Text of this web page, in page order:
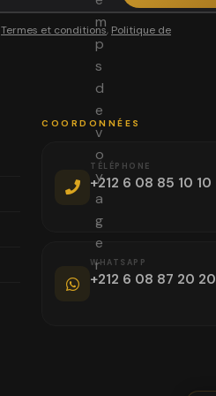
m
p
s
d
e
v
o
y
a
g
e
r
Termes et conditions, Politique de
COORDONNÉES
TÉLÉPHONE
+212 6 08 85 10 10
WHATSAPP
+212 6 08 87 20 20